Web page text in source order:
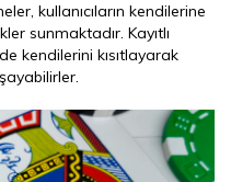
kullanıcıların kendilerine
sunmaktadır. Kayıtlı
kendilerini kısıtlayarak